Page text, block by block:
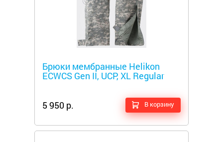
Брюки мембранные Helikon
ECWCS Gen II, UCP, XL Regular
5 950 р. В корзину